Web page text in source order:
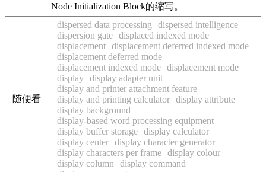
Node Initialization Block的缩写。
随便看
dispersed data processing
dispersed intelligence
dispersion gate displaced indexed mode
displacement displacement deferred indexed mode
displacement deferred mode
displacement indexed mode displacement mode
display display adapter unit
display and printer attachment feature
display and printing calculator display attribute
display background
display-based word processing equipment
display buffer storage display calculator
display center display character generator
display characters per frame display colour
display column
display command